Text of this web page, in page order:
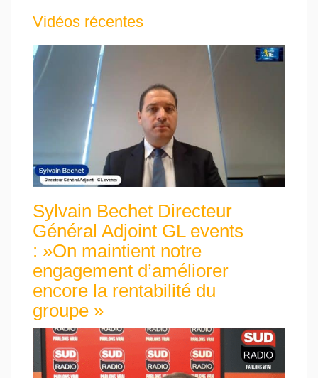
Vidéos récentes
Sylvain Bechet Directeur
Général Adjoint GL events
: »On maintient notre
engagement d’améliorer
encore la rentabilité du
groupe »